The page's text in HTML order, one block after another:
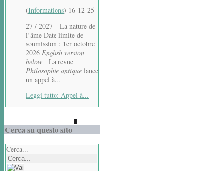
(Informations) 16-12-25
27 / 2027 – La nature de
l’âme Date limite de
soumission : 1er octobre
2026 English version
below La revue
Philosophie antique lance
un appel à...
Leggi tutto: Appel à...
Cerca su questo sito
Cerca...